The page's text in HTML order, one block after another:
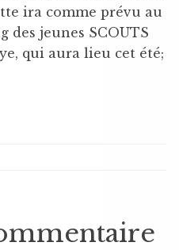
ira comme prévu au
des jeunes SCOUTS
qui aura lieu cet été;